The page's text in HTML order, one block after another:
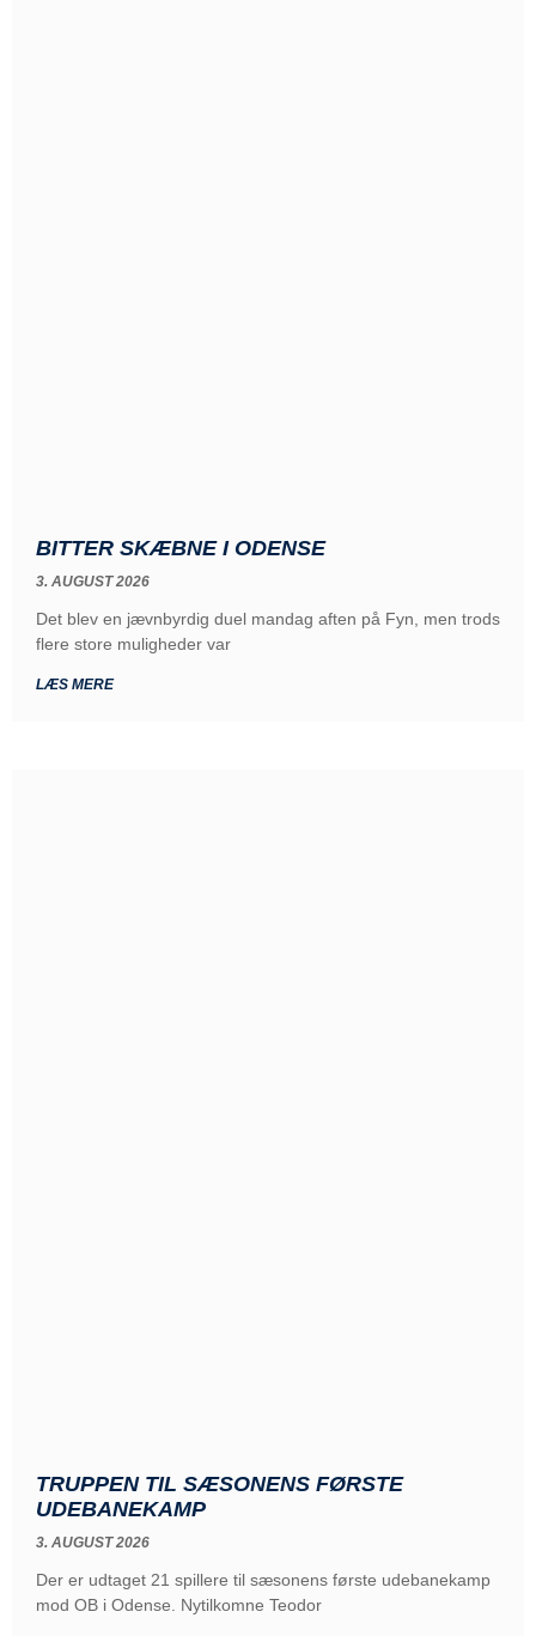
BITTER SKÆBNE I ODENSE
3. AUGUST 2026
Det blev en jævnbyrdig duel mandag aften på Fyn, men trods
flere store muligheder var
LÆS MERE
TRUPPEN TIL SÆSONENS FØRSTE
UDEBANEKAMP
3. AUGUST 2026
Der er udtaget 21 spillere til sæsonens første udebanekamp
mod OB i Odense. Nytilkomne Teodor